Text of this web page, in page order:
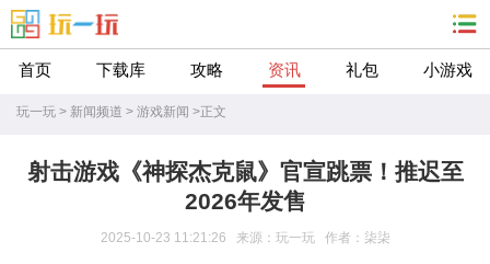
首页 下载库 攻略 资讯 礼包 小游戏
玩一玩 > 新闻频道 > 游戏新闻 >正文
射击游戏《神探杰克鼠》官宣跳票！推迟至
2026年发售
2025-10-23 11:21:26 来源：玩一玩 作者：柒柒